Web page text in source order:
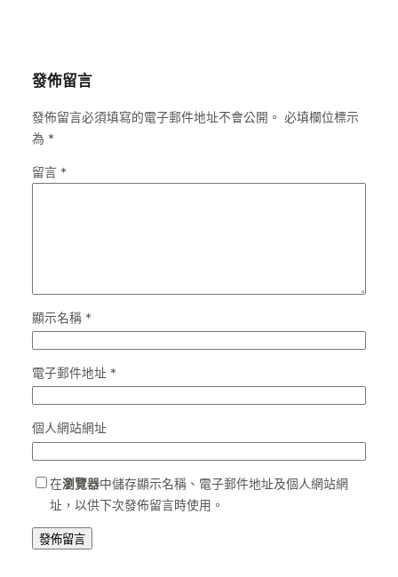
發佈留言
發佈留言必須填寫的電子郵件地址不會公開。 必填欄位標示
為 *
留言 *
顯示名稱 *
電子郵件地址 *
個人網站網址
在瀏覽器中儲存顯示名稱、電子郵件地址及個人網站網
址，以供下次發佈留言時使用。